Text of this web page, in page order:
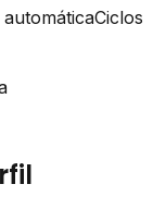
Ciclos